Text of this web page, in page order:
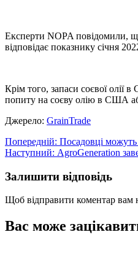
Експерти NOPA повідомили,
відповідає показнику січня
Крім того, запаси соєвої
попиту на соєву олію в США
Джерело: GrainTrade
Навігація
записів
Попередній: Посадовці можуть
Наступний: AgroGeneration
Залишити відповідь
Щоб відправити коментар вам
Вас може